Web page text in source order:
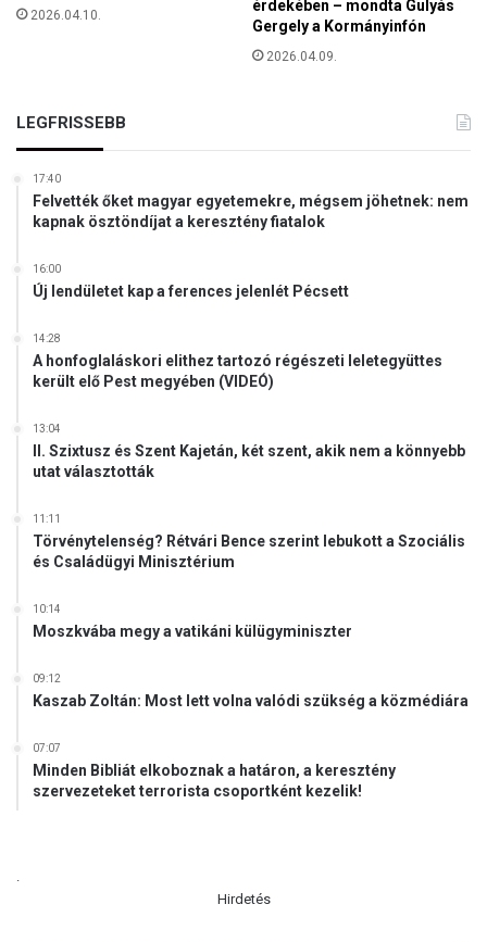
n 2026.04.10.
érdekében – mondta Gulyás
Gergely a Kormányinfón
2026.04.09.
LEGFRISSEBB
17:40
Felvették őket magyar egyetemekre, mégsem jöhetnek: nem
kapnak ösztöndíjat a keresztény fiatalok
16:00
Új lendületet kap a ferences jelenlét Pécsett
14:28
A honfoglaláskori elithez tartozó régészeti leletegyüttes
került elő Pest megyében (VIDEÓ)
13:04
II. Szixtusz és Szent Kajetán, két szent, akik nem a könnyebb
utat választották
11:11
Törvénytelenség? Rétvári Bence szerint lebukott a Szociális
és Családügyi Minisztérium
10:14
Moszkvába megy a vatikáni külügyminiszter
09:12
Kaszab Zoltán: Most lett volna valódi szükség a közmédiára
07:07
Minden Bibliát elkoboznak a határon, a keresztény
szervezeteket terrorista csoportként kezelik!
Hirdetés